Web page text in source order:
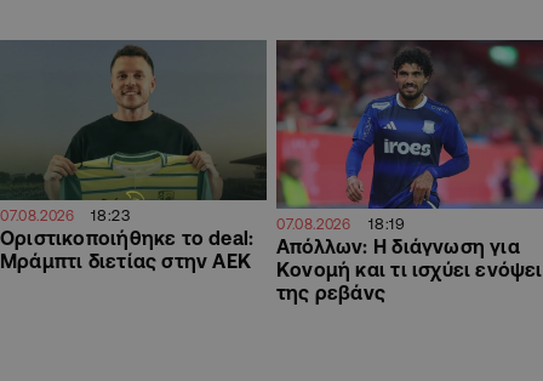
07.08.2026 18:23
Οριστικοποιήθηκε το deal:
Μράμπτι διετίας στην ΑΕΚ
07.08.2026 18:19
Απόλλων: Η διάγνωση για
Κονομή και τι ισχύει ενόψει
της ρεβάνς